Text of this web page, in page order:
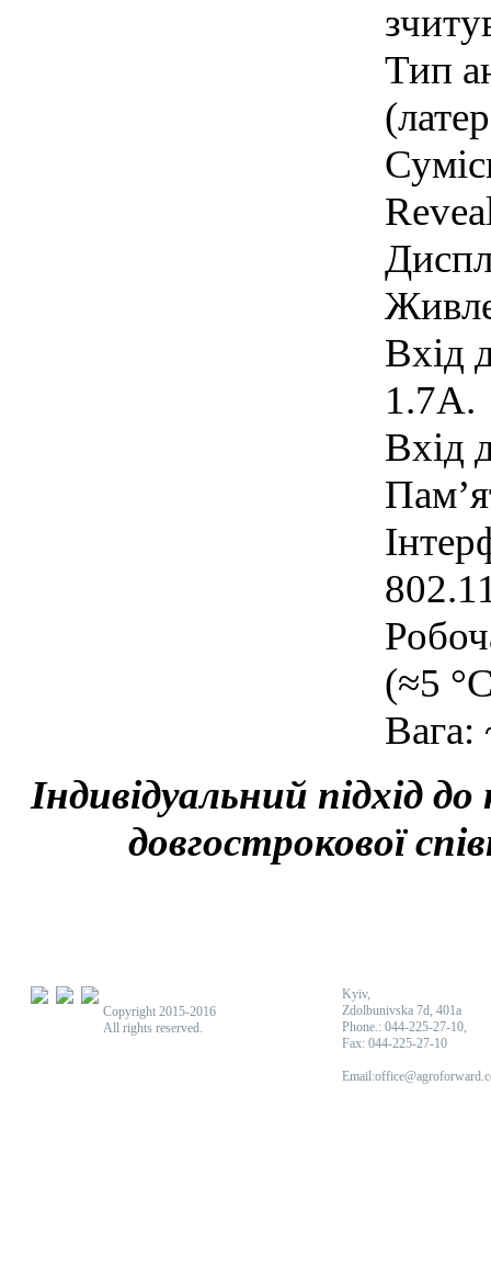
Тип
Вхід
1.7A.
Вхід
(≈5
Вага:
Індивідуальний підхід
довгострокової
Copyright 2015-2016
All rights reserved.
Kyiv,
Zdolbunivska 7d, 401a
Phone.: 044-225-27-10,
Fax: 044-225-27-10